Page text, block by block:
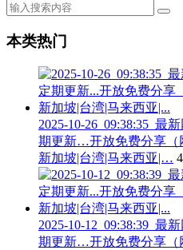
本类热门
2025-10-26_09:38:35_最
期更新…开放免费分享（
新加坡|台湾|马来西亚|…
2025-10-12_09:38:39_最
期更新…开放免费分享（